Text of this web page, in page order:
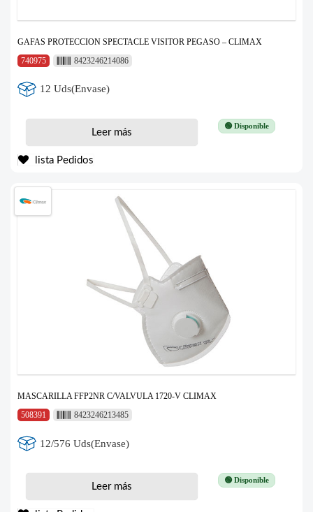
GAFAS PROTECCION SPECTACLE VISITOR PEGASO – CLIMAX
740975
8423246214086
12 Uds(Envase)
🟢 Disponible
Leer más
lista Pedidos
MASCARILLA FFP2NR C/VALVULA 1720-V CLIMAX
508391
8423246213485
12/576 Uds(Envase)
🟢 Disponible
Leer más